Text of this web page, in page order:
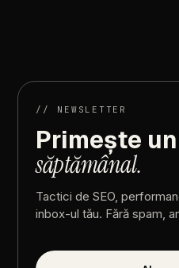
// NEWSLETTER
Primește un
săptămânal.
Tactici de SEO,
inbox-ul tău. Fără spam,